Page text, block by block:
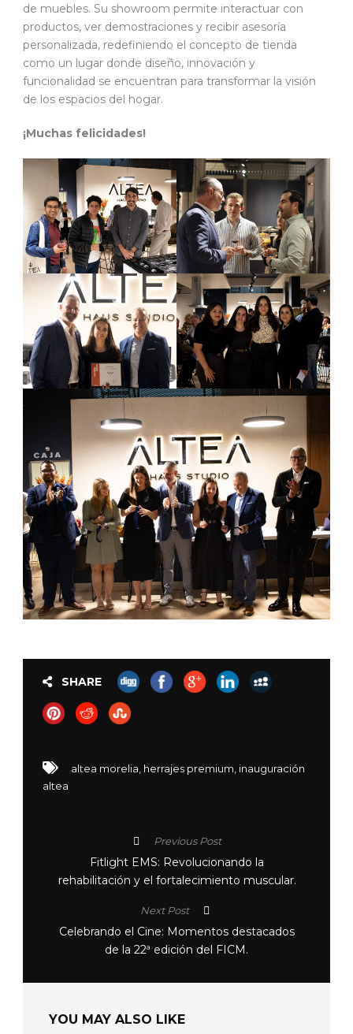
de muebles. Su showroom permite interactuar con
productos, ver demostraciones y recibir asesoría
personalizada, redefiniendo el concepto de tienda
como un lugar donde diseño, innovación y
funcionalidad se encuentran para transformar la visión
de los espacios del hogar.
¡Muchas felicidades!
SHARE
altea morelia herrajes premium inauguración
altea
Previous Post
Fitlight EMS: Revolucionando la
rehabilitación y el fortalecimiento muscular.
Next Post
Celebrando el Cine: Momentos destacados
de la 22ª edición del FICM.
YOU MAY ALSO LIKE